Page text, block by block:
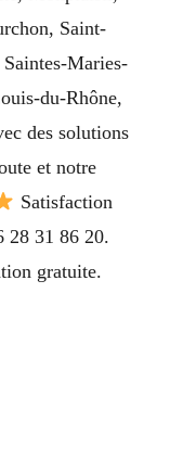
Saint-
Maries-
du-Rhône,
des solutions
et notre
Satisfaction
31 86 20.
gratuite.